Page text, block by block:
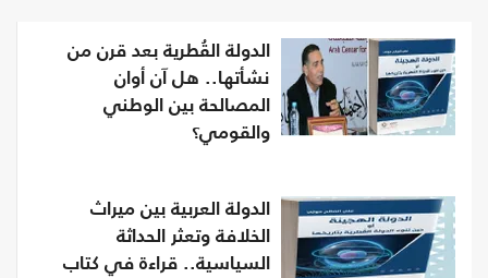
الدولة القُطرية بعد قرن من
نشأتها.. هل آن أوان
المصالحة بين الوطني
والقومي؟
الدولة العربية بين ميراث
الخلافة وتعثر الحداثة
السياسية.. قراءة في كتاب